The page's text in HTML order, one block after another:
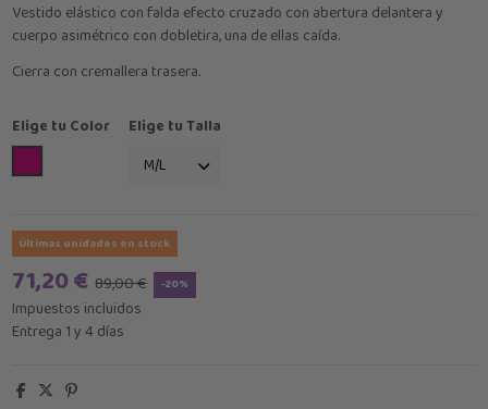
Vestido elástico con falda efecto cruzado con abertura delantera y
cuerpo asimétrico con dobletira, una de ellas caída.
Cierra con cremallera trasera.
Elige tu Color
Elige tu Talla
Últimas unidades en stock
71,20 € 89,00 € -20%
Impuestos incluidos
Entrega 1 y 4 días